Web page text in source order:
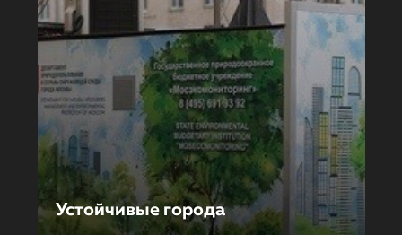
Устойчивые города